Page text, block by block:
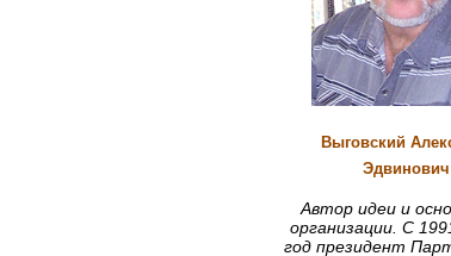
Выговский
Эдвинович
Автор идеи и
организации. С
год президент